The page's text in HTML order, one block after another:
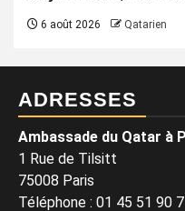
6 août 2026 Qatarien
ADRESSES
Ambassade du Qatar à
1 Rue de Tilsitt
75008 Paris
Téléphone : 01 45 51 90